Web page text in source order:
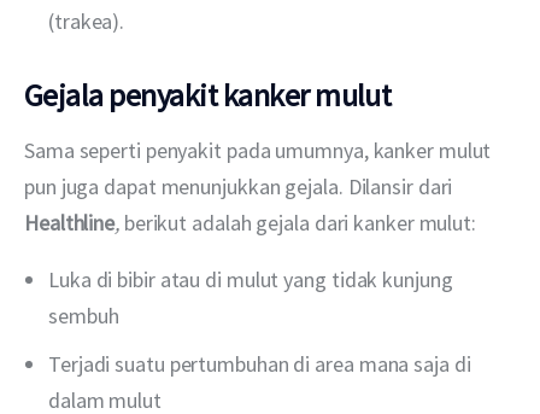
(trakea).
Gejala penyakit kanker mulut
Sama seperti penyakit pada umumnya, kanker mulut
pun juga dapat menunjukkan gejala. Dilansir dari
Healthline, berikut adalah gejala dari kanker mulut:
Luka di bibir atau di mulut yang tidak kunjung
sembuh
Terjadi suatu pertumbuhan di area mana saja di
dalam mulut